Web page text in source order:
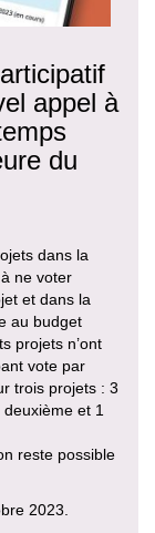
appel à
du
dans la
ne voter
et dans la
au budget
projets n’ont
vote par
trois projets : 3
et 1
reste possible
2023.